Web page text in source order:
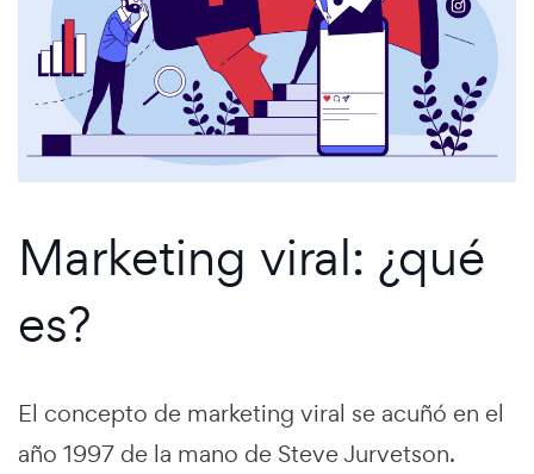
Marketing viral: ¿qué
es?
El concepto de marketing viral se acuñó en el
año 1997 de la mano de Steve Jurvetson.